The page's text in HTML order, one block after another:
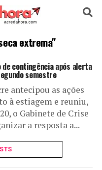
ESPORTE
MUNDO
extrema"
contingência após alerta
semestre
antecipou as ações
à estiagem e reuniu,
o Gabinete de Crise
a resposta a...